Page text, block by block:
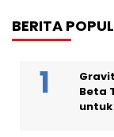
BERITA
Beta
untuk